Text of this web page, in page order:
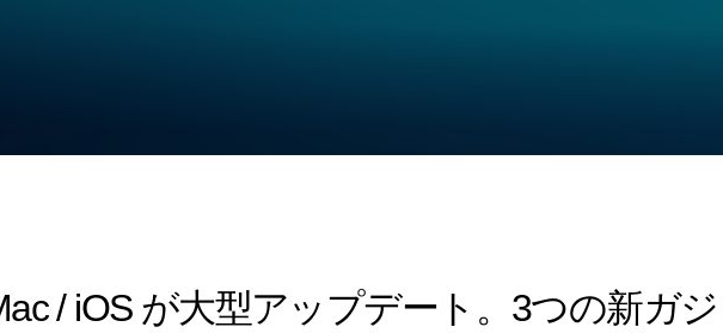
/ iOS が大型アップデート。3つの新ガ